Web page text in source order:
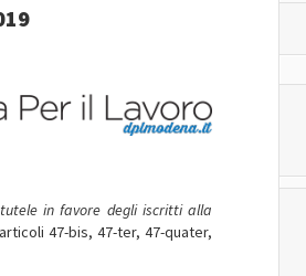
in favore degli iscritti alla
47-bis, 47-ter, 47-quater,